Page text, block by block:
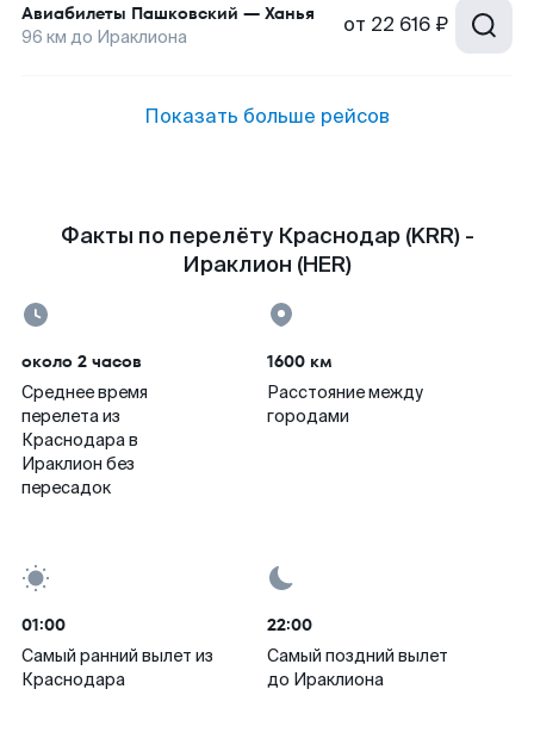
Авиабилеты Пашковский — Ханья
96 км до Ираклиона от 22 616 ₽
Показать больше рейсов
Факты по перелёту Краснодар (KRR) -
Ираклион (HER)
около 2 часов
Среднее время
перелета из
Краснодара в
Ираклион без
пересадок
1600 км
Расстояние между
городами
01:00
Самый ранний вылет из
Краснодара
22:00
Самый поздний вылет
до Ираклиона